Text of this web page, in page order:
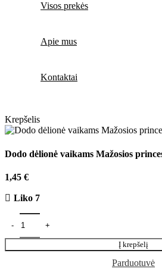
Visos prekės
Apie mus
Kontaktai
Krepšelis
Dodo dėlionė vaikams Mažosios
1,45 €
Liko 7
Į krepšelį
Parduotuvė